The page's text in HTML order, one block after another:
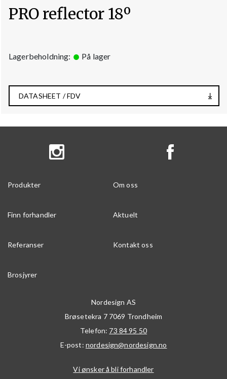
PRO reflector 18º
Lagerbeholdning: På lager
DATASHEET / FDV
Produkter Om oss
Finn forhandler Aktuelt
Referanser Kontakt oss
Brosjyrer
Nordesign AS
Brøsetekra 7 7069 Trondheim
Telefon: 73 84 95 50
E-post: nordesign@nordesign.no
Vi ønsker å bli forhandler